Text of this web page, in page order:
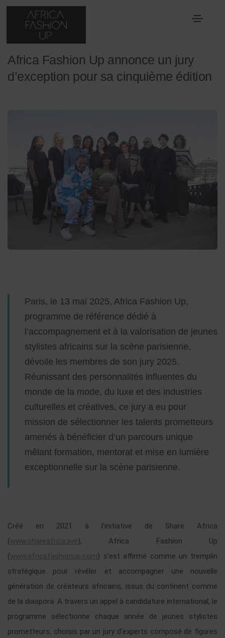
30 mai 2025
Africa Fashion Up annonce un jury
d’exception pour sa cinquième édition
Paris, le 13 mai 2025, Africa Fashion Up,
programme de référence dédié à
l’accompagnement et à la valorisation de jeunes
stylistes africains sur la scène parisienne,
dévoile les membres de son jury 2025.
Réunissant des personnalités influentes du
monde de la mode, du luxe et des industries
culturelles et créatives, ce jury a eu pour
mission de sélectionner les talents prometteurs
amenés à bénéficier d’un parcours unique
mêlant formation, mentorat et mise en lumière
exceptionnelle sur la scène parisienne.
Créé en 2021 à l’initiative de Share Africa
(www.shareafrica.live), Africa Fashion Up
(www.africafashionup.com) s’est affirmé comme un tremplin
stratégique pour révéler et accompagner une nouvelle
génération de créateurs africains, issus du continent comme
de la diaspora. A travers un appel à candidature international, le
programme sélectionne chaque année de jeunes stylistes
prometteurs, choisis par un jury d’experts composé de figures